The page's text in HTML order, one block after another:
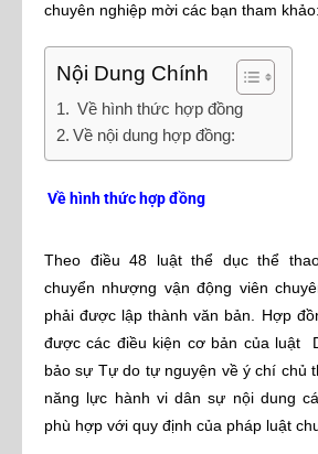
chuyên nghiệp mời các bạn tham khảo:
Nội Dung Chính
Về hình thức hợp đồng
Về nội dung hợp đồng:
Về hình thức hợp đồng
Theo điều 48 luật thể dục thể
chuyển nhượng vận động viên
phải được lập thành văn bản. Hợp
được các điều kiện cơ bản của luật
bảo sự Tự do tự nguyện về ý chí chủ
năng lực hành vi dân sự nội dung
phù hợp với quy định của pháp luật